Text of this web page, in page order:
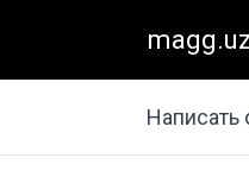
Написать